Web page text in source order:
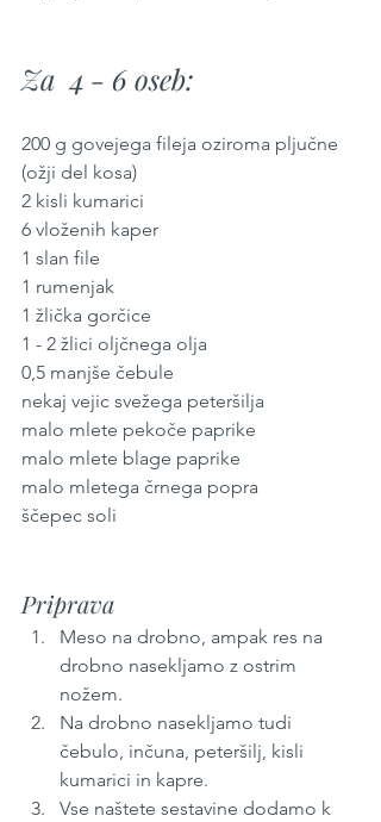
Za  4 - 6 oseb:
200 g govejega fileja oziroma pljučne
(ožji del kosa)
2 kisli kumarici
6 vloženih kaper
1 slan file
1 rumenjak
1 žlička gorčice
1 - 2 žlici oljčnega olja
0,5 manjše čebule
nekaj vejic svežega peteršilja
malo mlete pekoče paprike
malo mlete blage paprike
malo mletega črnega popra
ščepec soli
Priprava
Meso na drobno, ampak res na
drobno nasekljamo z ostrim
nožem.
Na drobno nasekljamo tudi
čebulo, inčuna, peteršilj, kisli
kumarici in kapre.
Vse naštete sestavine dodamo k